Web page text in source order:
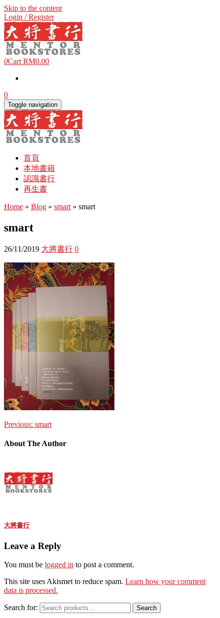
Skip to the content
Login / Register
0Cart RM0.00
0
Toggle navigation
首頁
本地書籍
認識書行
再生書
Home » Blog » smart » smart
smart
26/11/2019 大將書行 0
Previous: smart
About The Author
大將書行
Leave a Reply
You must be logged in to post a comment.
This site uses Akismet to reduce spam. Learn how your comment
data is processed.
Search for: Search